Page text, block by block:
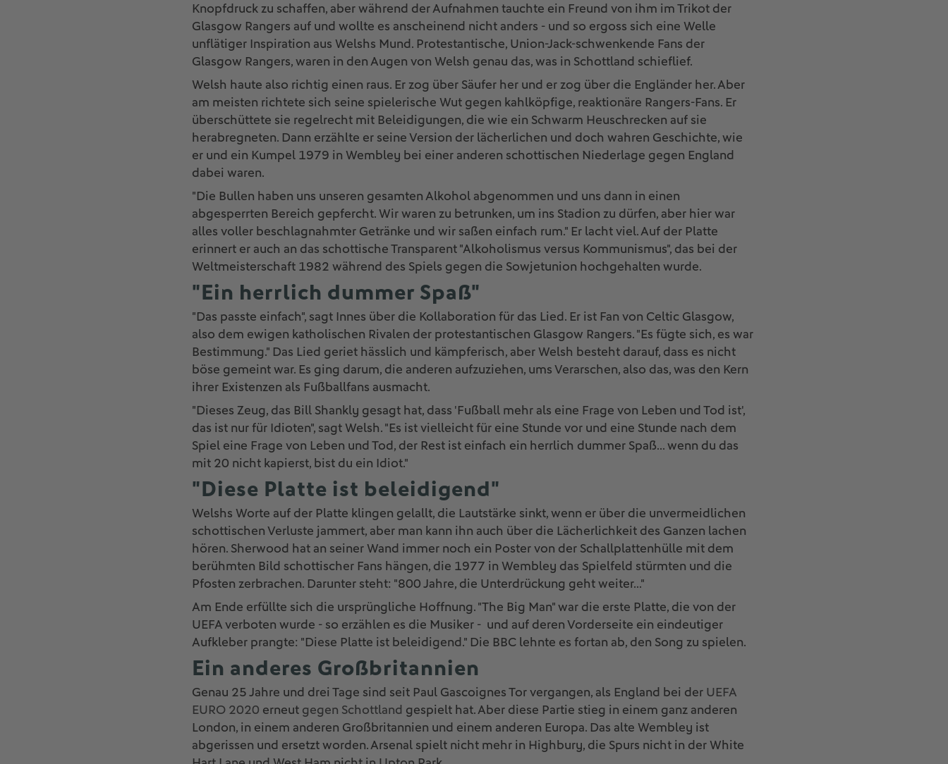
Knopfdruck zu schaffen, aber während der Aufnahmen tauchte ein Freund von ihm im Trikot der
Glasgow Rangers auf und wollte es anscheinend nicht anders - und so ergoss sich eine Welle
unflätiger Inspiration aus Welshs Mund. Protestantische, Union-Jack-schwenkende Fans der
Glasgow Rangers, waren in den Augen von Welsh genau das, was in Schottland schieflief.
Welsh haute also richtig einen raus. Er zog über Säufer her und er zog über die Engländer her. Aber
am meisten richtete sich seine spielerische Wut gegen kahlköpfige, reaktionäre Rangers-Fans. Er
überschüttete sie regelrecht mit Beleidigungen, die wie ein Schwarm Heuschrecken auf sie
herabregneten. Dann erzählte er seine Version der lächerlichen und doch wahren Geschichte, wie
er und ein Kumpel 1979 in Wembley bei einer anderen schottischen Niederlage gegen England
dabei waren.
"Die Bullen haben uns unseren gesamten Alkohol abgenommen und uns dann in einen
abgesperrten Bereich gepfercht. Wir waren zu betrunken, um ins Stadion zu dürfen, aber hier war
alles voller beschlagnahmter Getränke und wir saßen einfach rum." Er lacht viel. Auf der Platte
erinnert er auch an das schottische Transparent "Alkoholismus versus Kommunismus", das bei der
Weltmeisterschaft 1982 während des Spiels gegen die Sowjetunion hochgehalten wurde.
"Ein herrlich dummer Spaß"
"Das passte einfach", sagt Innes über die Kollaboration für das Lied. Er ist Fan von Celtic Glasgow,
also dem ewigen katholischen Rivalen der protestantischen Glasgow Rangers. "Es fügte sich, es war
Bestimmung." Das Lied geriet hässlich und kämpferisch, aber Welsh besteht darauf, dass es nicht
böse gemeint war. Es ging darum, die anderen aufzuziehen, ums Verarschen, also das, was den Kern
ihrer Existenzen als Fußballfans ausmacht.
"Dieses Zeug, das Bill Shankly gesagt hat, dass 'Fußball mehr als eine Frage von Leben und Tod ist',
das ist nur für Idioten", sagt Welsh. "Es ist vielleicht für eine Stunde vor und eine Stunde nach dem
Spiel eine Frage von Leben und Tod, der Rest ist einfach ein herrlich dummer Spaß... wenn du das
mit 20 nicht kapierst, bist du ein Idiot."
"Diese Platte ist beleidigend"
Welshs Worte auf der Platte klingen gelallt, die Lautstärke sinkt, wenn er über die unvermeidlichen
schottischen Verluste jammert, aber man kann ihn auch über die Lächerlichkeit des Ganzen lachen
hören. Sherwood hat an seiner Wand immer noch ein Poster von der Schallplattenhülle mit dem
berühmten Bild schottischer Fans hängen, die 1977 in Wembley das Spielfeld stürmten und die
Pfosten zerbrachen. Darunter steht: "800 Jahre, die Unterdrückung geht weiter..."
Am Ende erfüllte sich die ursprüngliche Hoffnung. "The Big Man" war die erste Platte, die von der
UEFA verboten wurde - so erzählen es die Musiker - und auf deren Vorderseite ein eindeutiger
Aufkleber prangte: "Diese Platte ist beleidigend." Die BBC lehnte es fortan ab, den Song zu spielen.
Ein anderes Großbritannien
Genau 25 Jahre und drei Tage sind seit Paul Gascoignes Tor vergangen, als England bei der UEFA
EURO 2020 erneut gegen Schottland gespielt hat. Aber diese Partie stieg in einem ganz anderen
London, in einem anderen Großbritannien und einem anderen Europa. Das alte Wembley ist
abgerissen und ersetzt worden. Arsenal spielt nicht mehr in Highbury, die Spurs nicht in der White